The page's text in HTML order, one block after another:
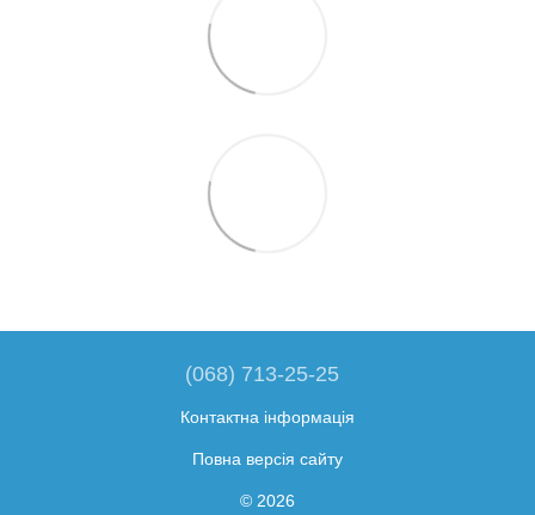
(068) 713-25-25
Контактна інформація
Повна версія сайту
© 2026